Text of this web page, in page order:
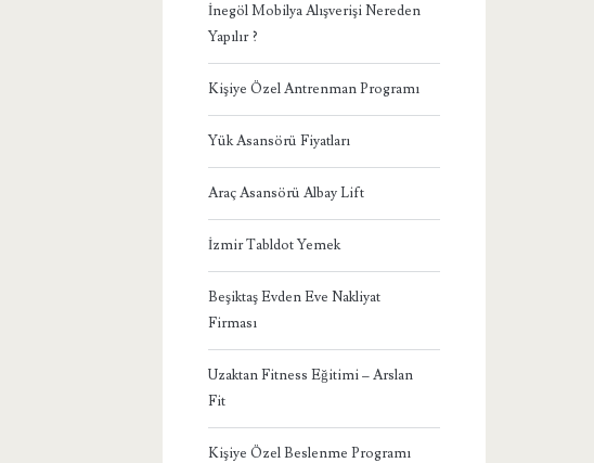
İnegöl Mobilya Alışverişi Nereden
Yapılır ?
Kişiye Özel Antrenman Programı
Yük Asansörü Fiyatları
Araç Asansörü Albay Lift
İzmir Tabldot Yemek
Beşiktaş Evden Eve Nakliyat
Firması
Uzaktan Fitness Eğitimi – Arslan
Fit
Kişiye Özel Beslenme Programı